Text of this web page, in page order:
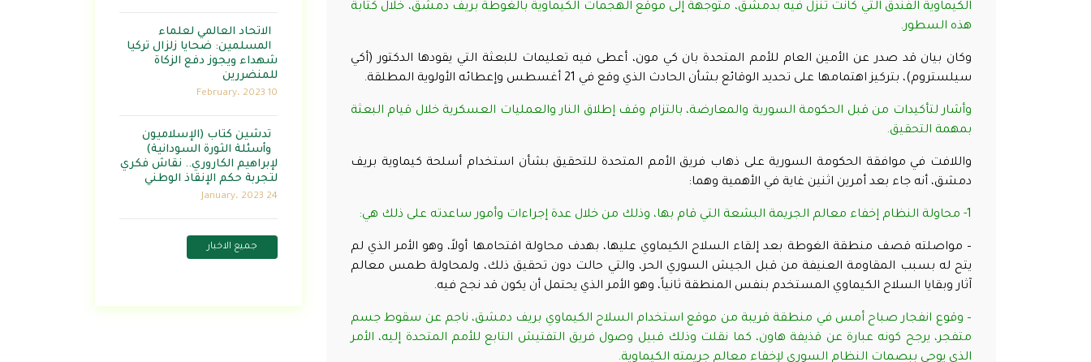
الكيماوية الفندق التي كانت تنزل فيه بدمشق، متوجهة إلى موقع الهجمات الكيماوية بالغوطة بريف دمشق، خلال كتابة
هذه السطور.
وكان بيان قد صدر عن الأمين العام للأمم المتحدة بان كي مون، أعطى فيه تعليمات للبعثة التي يقودها الدكتور (أكي
سيلستروم)، بتركيز اهتمامها على تحديد الوقائع بشأن الحادث الذي وقع في 21 أغسطس وإعطائه الأولوية المطلقة.
وأشار لتأكيدات من قبل الحكومة السورية والمعارضة، بالتزام وقف إطلاق النار والعمليات العسكرية خلال قيام البعثة
بمهمة التحقيق.
واللافت في موافقة الحكومة السورية على ذهاب فريق الأمم المتحدة للتحقيق بشأن استخدام أسلحة كيماوية بريف
دمشق، أنه جاء بعد أمرين اثنين غاية في الأهمية وهما:
1- محاولة النظام إخفاء معالم الجريمة البشعة التي قام بها، وذلك من خلال عدة إجراءات وأمور ساعدته على ذلك هي :
– مواصلته قصف منطقة الغوطة بعد إلقاء السلاح الكيماوي عليها، بهدف محاولة اقتحامها أولاً، وهو الأمر الذي لم
يتح له بسبب المقاومة العنيفة من قبل الجيش السوري الحر، والتي حالت دون تحقيق ذلك، ولمحاولة طمس معالم
آثار وبقايا السلاح الكيماوي المستخدم بنفس المنطقة ثانياً، وهو الأمر الذي يحتمل أن يكون قد نجح فيه.
– وقوع انفجار صباح أمس في منطقة قريبة من موقع استخدام السلاح الكيماوي بريف دمشق، ناجم عن سقوط جسم
متفجر، يرجح كونه عبارة عن قذيفة هاون، كما نقلت وذلك قبيل وصول فريق التفتيش التابع للأمم المتحدة إليه، الأمر
الذي يوحي ببصمات النظام السوري لإخفاء معالم جريمته الكيماوية.
الاتحاد العالمي لعلماء
المسلمين: ضحايا زلزال تركيا
شهداء ويجوز دفع الزكاة
للمنضررين
10 February، 2023
تدشين كتاب (الإسلاميون
وأسئلة الثورة السودانية)
لإبراهيم الكاروري.. نقاش فكري
لتجربة حكم الإنقاذ الوطني
24 January، 2023
جميع الاخبار